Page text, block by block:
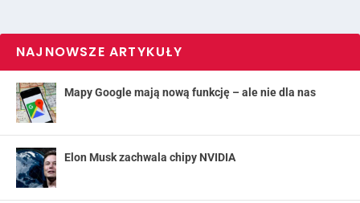
NAJNOWSZE ARTYKUŁY
Mapy Google mają nową funkcję – ale nie dla nas
Elon Musk zachwala chipy NVIDIA